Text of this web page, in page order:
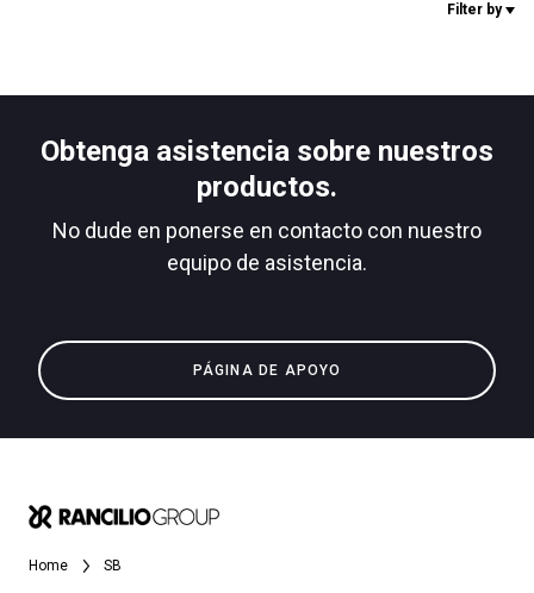
Filter by
Obtenga asistencia sobre nuestros
productos.
No dude en ponerse en contacto con nuestro
equipo de asistencia.
PÁGINA DE APOYO
Home SB
Productos
Descargar
Contacto